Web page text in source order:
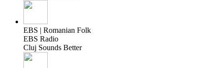
EBS | Romanian Folk
EBS Radio
Cluj Sounds Better